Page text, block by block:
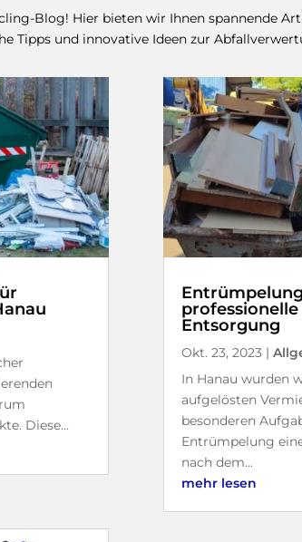
Blog! Hier bieten wir Ihnen spannende
Tipps und innovative Ideen zur
Diese...
professionelle
Entsorgung
Okt. 23, 2023|
In Hanau wurden
aufgelösten
besonderen
Entrümpelung
nach dem...
mehr lesen